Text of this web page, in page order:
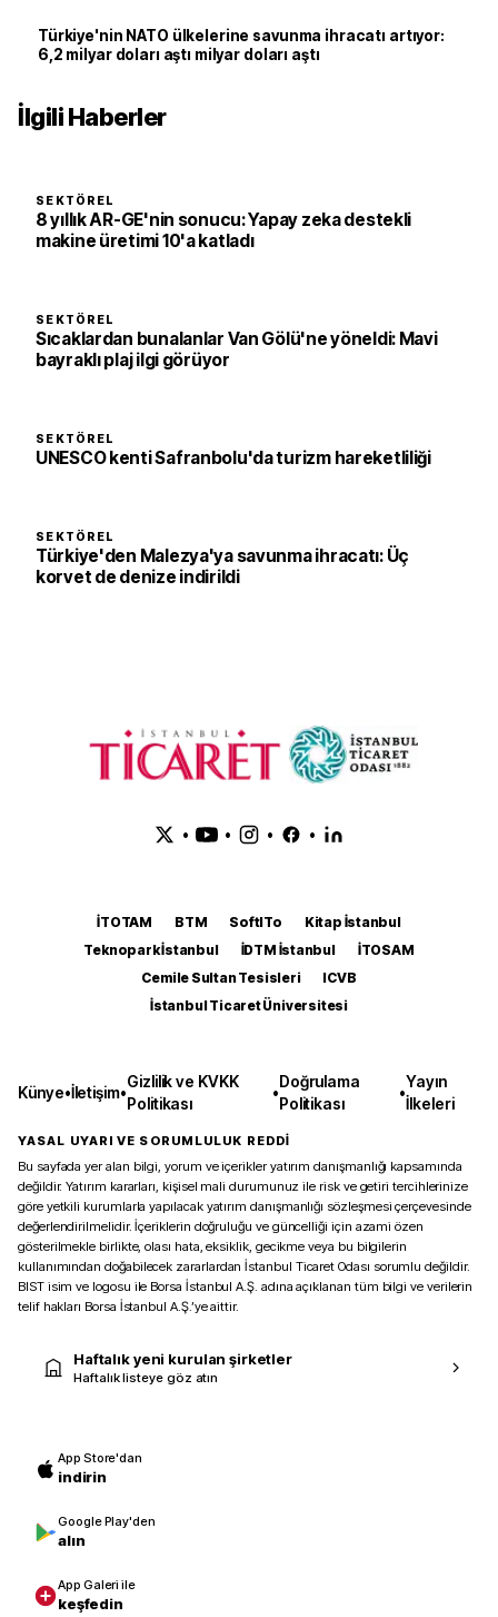
Türkiye'nin NATO ülkelerine savunma ihracatı artıyor:
6,2 milyar doları aştı milyar doları aştı
İlgili Haberler
SEKTÖREL
8 yıllık AR-GE'nin sonucu: Yapay zeka destekli
makine üretimi 10'a katladı
SEKTÖREL
Sıcaklardan bunalanlar Van Gölü'ne yöneldi: Mavi
bayraklı plaj ilgi görüyor
SEKTÖREL
UNESCO kenti Safranbolu'da turizm hareketliliği
SEKTÖREL
Türkiye'den Malezya'ya savunma ihracatı: Üç
korvet de denize indirildi
• • • •
İTOTAM BTM SoftITo
Kitap İstanbul
Teknopark İstanbul
İDTM İstanbul
İTOSAM
Cemile Sultan Tesisleri
ICVB
İstanbul Ticaret Üniversitesi
Künye•İletişim•
Gizlilik ve KVKK
Politikası
•
Doğrulama
Politikası
•
Yayın
İlkeleri
YASAL UYARI VE SORUMLULUK REDDİ
Bu sayfada yer alan bilgi, yorum ve içerikler yatırım danışmanlığı kapsamında
değildir. Yatırım kararları, kişisel mali durumunuz ile risk ve getiri tercihlerinize
göre yetkili kurumlarla yapılacak yatırım danışmanlığı sözleşmesi çerçevesinde
değerlendirilmelidir. İçeriklerin doğruluğu ve güncelliği için azami özen
gösterilmekle birlikte, olası hata, eksiklik, gecikme veya bu bilgilerin
kullanımından doğabilecek zararlardan İstanbul Ticaret Odası sorumlu değildir.
BIST isim ve logosu ile Borsa İstanbul A.Ş. adına açıklanan tüm bilgi ve verilerin
telif hakları Borsa İstanbul A.Ş.’ye aittir.
Haftalık yeni kurulan şirketler
Haftalık listeye göz atın
App Store'dan
indirin
Google Play'den
alın
App Galeri ile
keşfedin